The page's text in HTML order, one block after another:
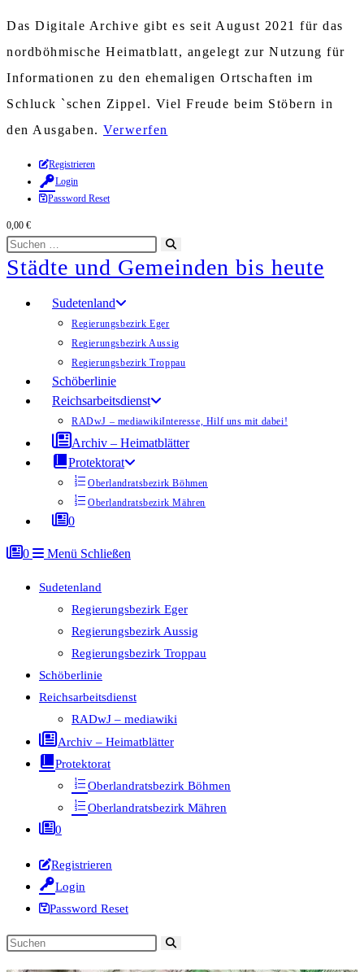
Das Digitale Archive gibt es seit August 2021 für das
nordböhmische Heimatblatt, angelegt zur Nutzung für
Informationen zu den ehemaligen Ortschaften im
Schluck `schen Zippel. Viel Freude beim Stöbern in
den Ausgaben. Verwerfen
Zum
Inhalt
springen
Registrieren
Login
Password Reset
0,00 €
Diese
Website
durchsuchen
starten
Städte und Gemeinden bis heute
Sudetenland
Regierungsbezirk Eger
Regierungsbezirk Aussig
Regierungsbezirk Troppau
Schöberlinie
Reichsarbeitsdienst
RADwJ – mediawikiInteresse, Hilf uns mit dabei!
Archiv – Heimatblätter
Protektorat
Oberlandratsbezirk Böhmen
Oberlandratsbezirk Mähren
0
0 Menü Schließen
Sudetenland
Regierungsbezirk Eger
Regierungsbezirk Aussig
Regierungsbezirk Troppau
Schöberlinie
Reichsarbeitsdienst
RADwJ – mediawiki
Archiv – Heimatblätter
Protektorat
Oberlandratsbezirk Böhmen
Oberlandratsbezirk Mähren
0
Registrieren
Login
Password Reset
Diese